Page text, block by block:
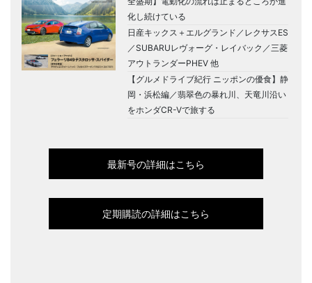
化し続けている
日産キックス＋エルグランド／レクサスES
／SUBARUレヴォーグ・レイバック／三菱
アウトランダーPHEV 他
【グルメドライブ紀行 ニッポンの優食】静
岡・浜松編／翡翠色の暴れ川、天竜川沿い
をホンダCR-Vで旅する
最新号の詳細はこちら
定期購読の詳細はこちら